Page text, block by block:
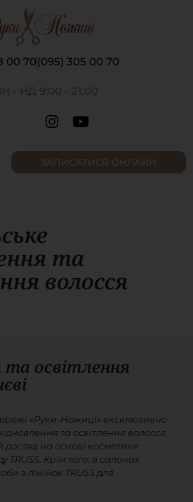
00 70(095) 305 00 70
- НД 9:00 - 21:00
ЗАПИСАТИСЯ ОНЛАЙН
та
волосся
та освітлення
«Руки-Ножиці» ексклюзивно
та освітлення волосся,
на основі косметики
TRUSS. Крім того, в салонах
з лінійок TRUSS для